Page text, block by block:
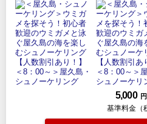
5,000
基準料金（